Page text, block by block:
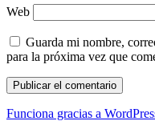
Web
Guarda mi nombre,
para la próxima vez que
Funciona gracias a